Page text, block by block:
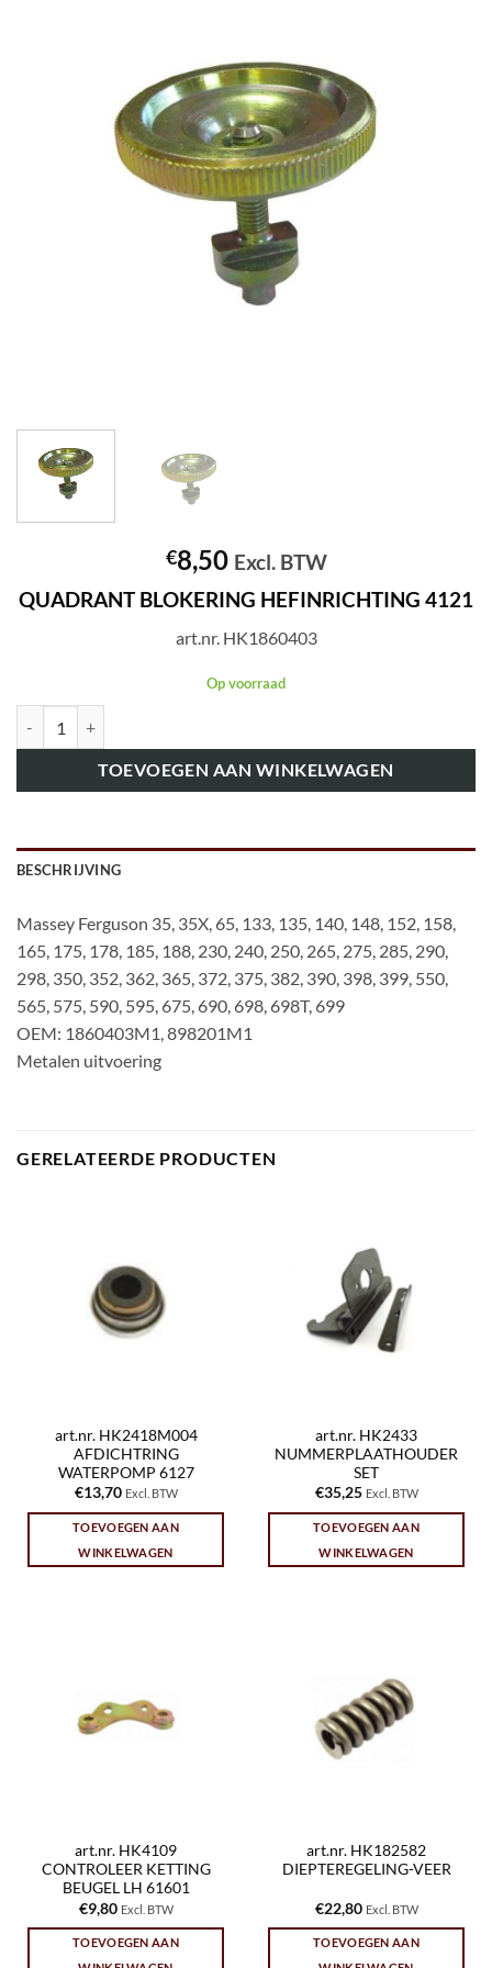
€8,50 Excl. BTW
QUADRANT BLOKERING HEFINRICHTING 4121
art.nr. HK1860403
Op voorraad
TOEVOEGEN AAN WINKELWAGEN
BESCHRIJVING
Massey Ferguson 35, 35X, 65, 133, 135, 140, 148, 152, 158,
165, 175, 178, 185, 188, 230, 240, 250, 265, 275, 285, 290,
298, 350, 352, 362, 365, 372, 375, 382, 390, 398, 399, 550,
565, 575, 590, 595, 675, 690, 698, 698T, 699
OEM: 1860403M1, 898201M1
Metalen uitvoering
GERELATEERDE PRODUCTEN
art.nr. HK2418M004
AFDICHTRING
WATERPOMP 6127
€13,70 Excl. BTW
TOEVOEGEN AAN
WINKELWAGEN
art.nr. HK2433
NUMMERPLAATHOUDER
SET
€35,25 Excl. BTW
TOEVOEGEN AAN
WINKELWAGEN
art.nr. HK4109
CONTROLEER KETTING
BEUGEL LH 61601
€9,80 Excl. BTW
TOEVOEGEN AAN
art.nr. HK182582
DIEPTEREGELING-VEER
€22,80 Excl. BTW
TOEVOEGEN AAN